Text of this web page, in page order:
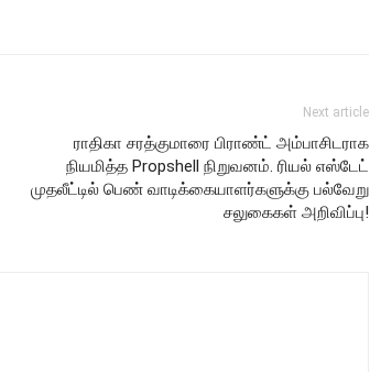
Next article
ராதிகா சரத்குமாரை பிராண்ட் அம்பாசிடராக
நியமித்த Propshell நிறுவனம். ரியல் எஸ்டேட்
முதலீட்டில் பெண் வாடிக்கையாளர்களுக்கு பல்வேறு
சலுகைகள் அறிவிப்பு!